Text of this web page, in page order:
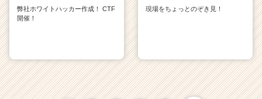
弊社ホワイトハッカー作成！ CTF
開催！
現場をちょっとのぞき見！